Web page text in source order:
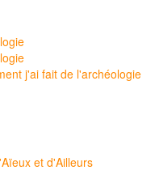
j'ai fait de l'archéologie